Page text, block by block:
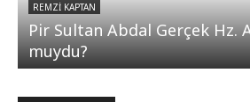
REMZI KAPTAN
Pir Sultan Abdal Gerçek Hz.
muydu?